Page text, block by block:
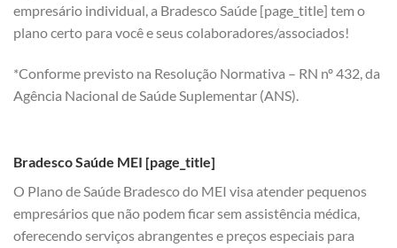
empresário individual, a Bradesco Saúde [page_title] tem o
plano certo para você e seus colaboradores/associados!
*Conforme previsto na Resolução Normativa – RN nº 432, da
Agência Nacional de Saúde Suplementar (ANS).
Bradesco Saúde MEI [page_title]
O Plano de Saúde Bradesco do MEI visa atender pequenos
empresários que não podem ficar sem assistência médica,
oferecendo serviços abrangentes e preços especiais para